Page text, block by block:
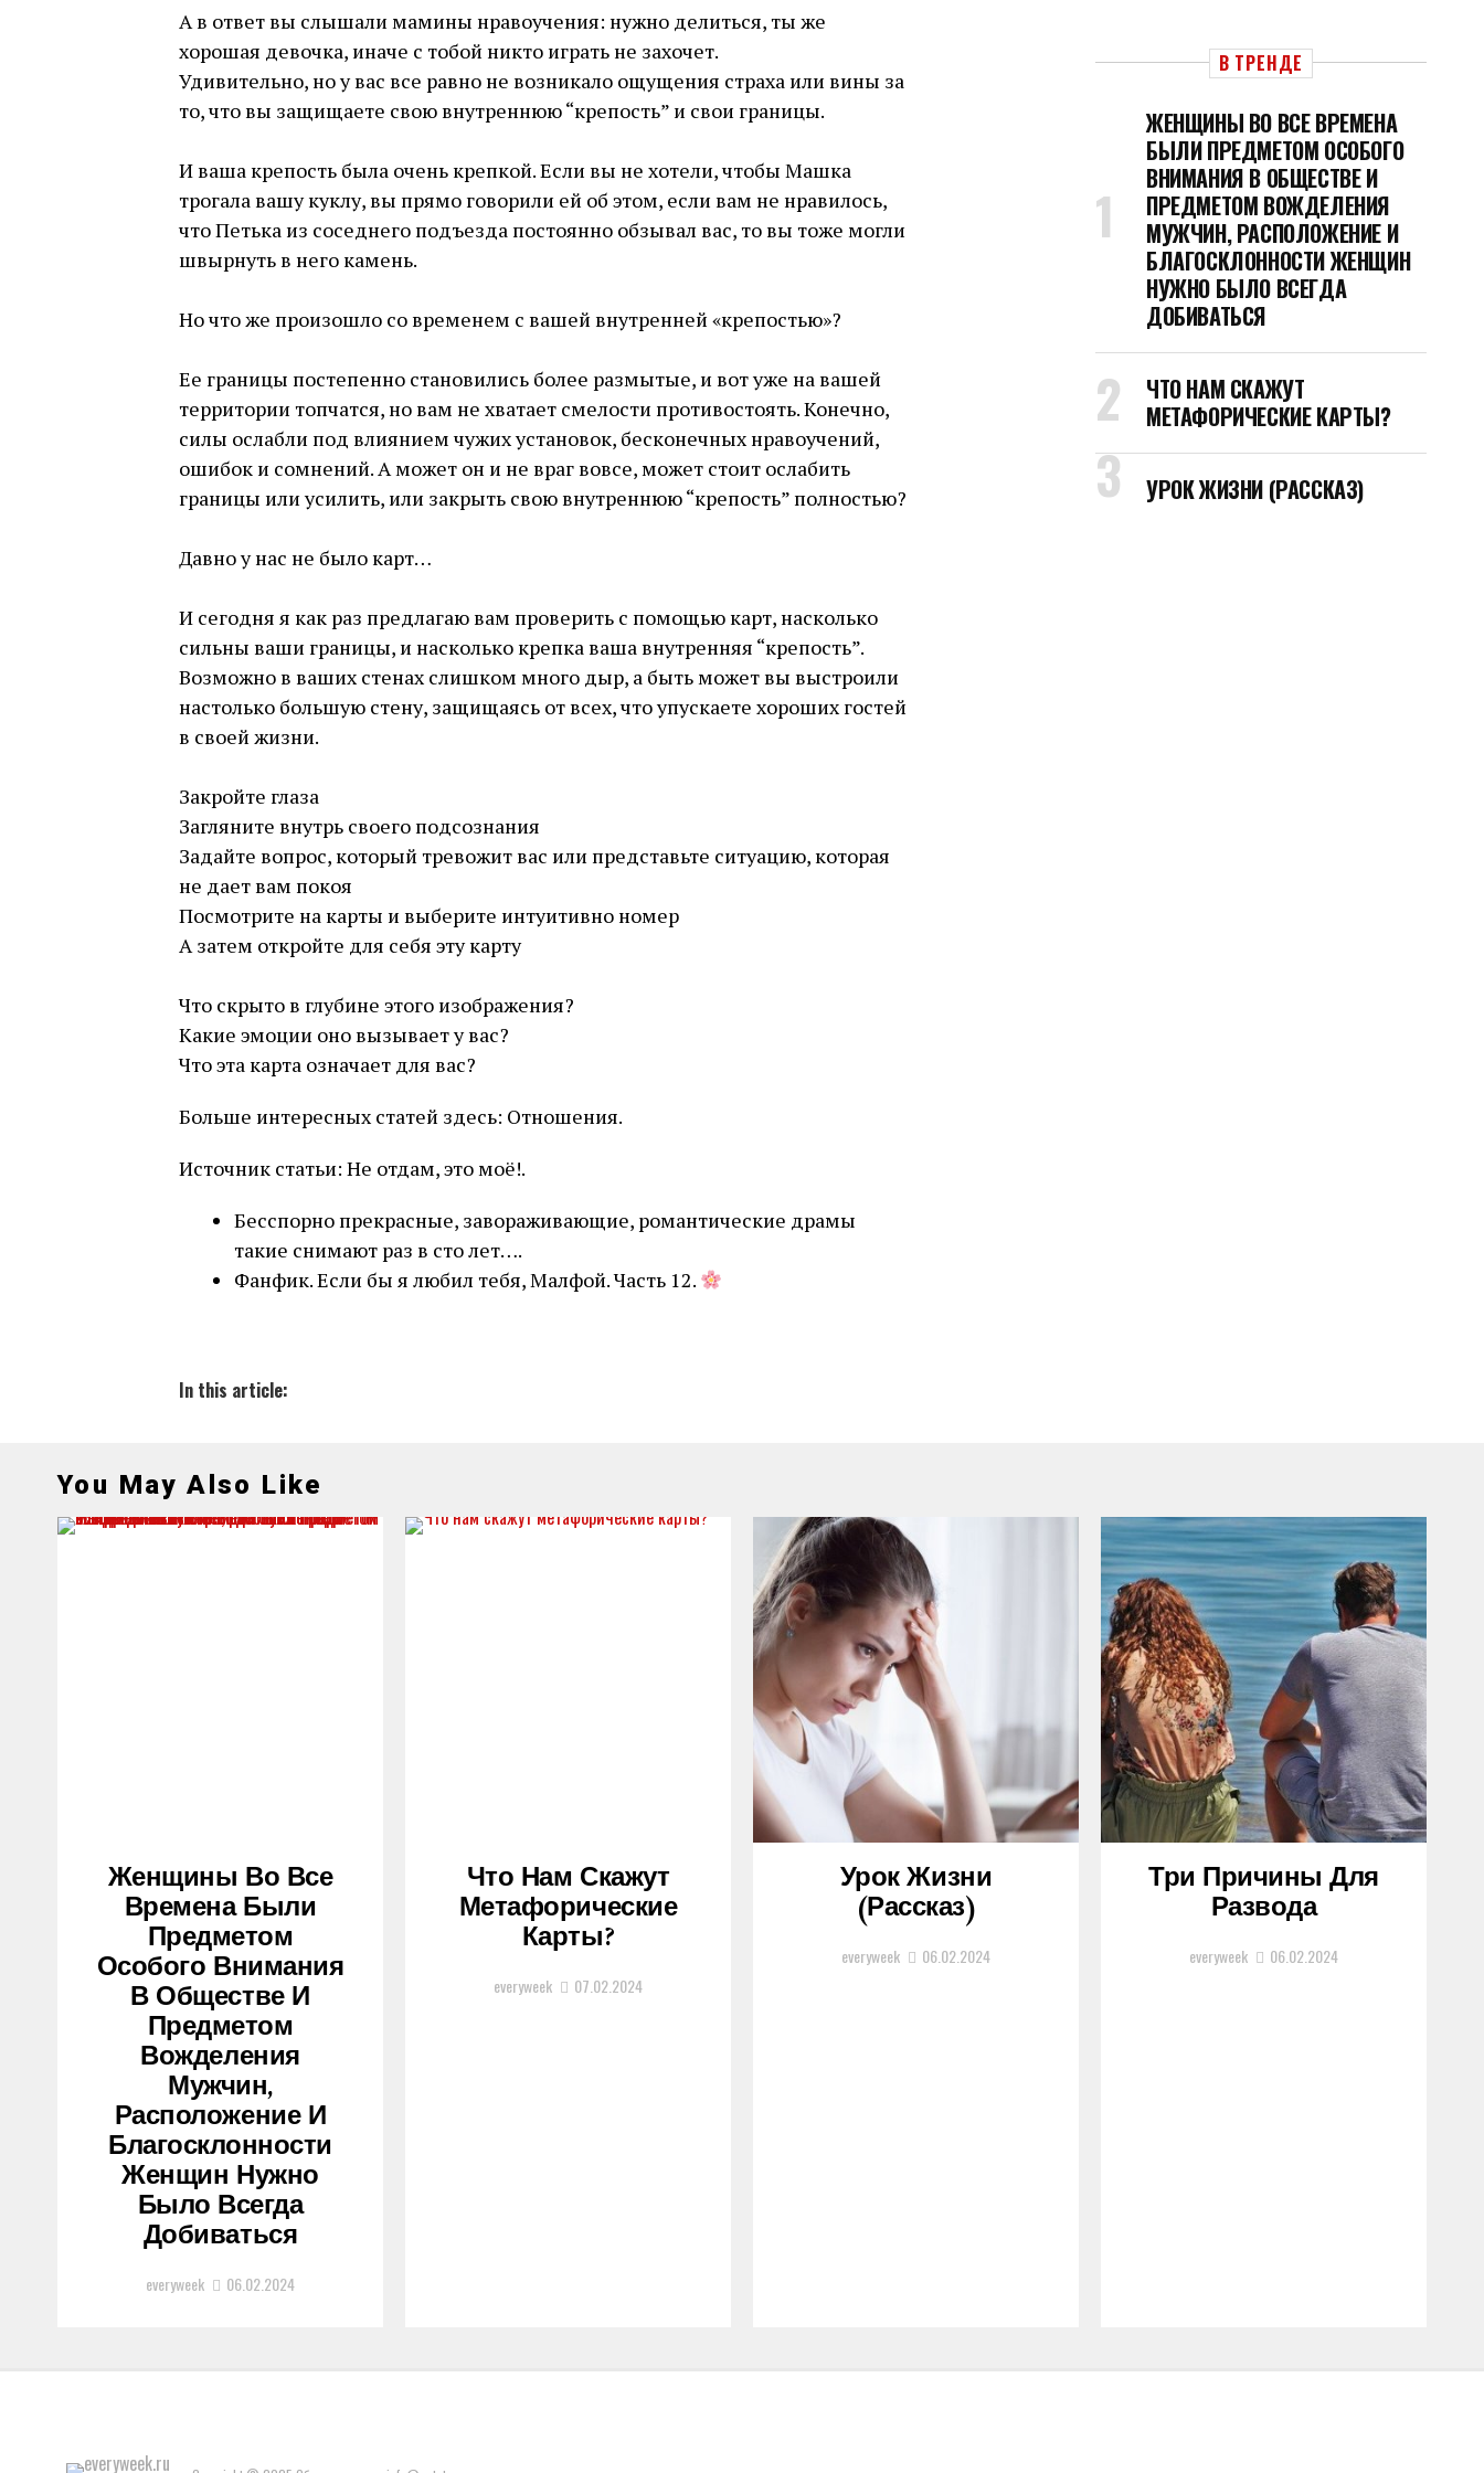
А в ответ вы слышали мамины нравоучения: нужно делиться, ты же
хорошая девочка, иначе с тобой никто играть не захочет.
Удивительно, но у вас все равно не возникало ощущения страха или вины за
то, что вы защищаете свою внутреннюю “крепость” и свои границы.
И ваша крепость была очень крепкой. Если вы не хотели, чтобы Машка
трогала вашу куклу, вы прямо говорили ей об этом, если вам не нравилось,
что Петька из соседнего подъезда постоянно обзывал вас, то вы тоже могли
швырнуть в него камень.
Но что же произошло со временем с вашей внутренней «крепостью»?
Ее границы постепенно становились более размытые, и вот уже на вашей
территории топчатся, но вам не хватает смелости противостоять. Конечно,
силы ослабли под влиянием чужих установок, бесконечных нравоучений,
ошибок и сомнений. А может он и не враг вовсе, может стоит ослабить
границы или усилить, или закрыть свою внутреннюю “крепость” полностью?
Давно у нас не было карт…
И сегодня я как раз предлагаю вам проверить с помощью карт, насколько
сильны ваши границы, и насколько крепка ваша внутренняя “крепость”.
Возможно в ваших стенах слишком много дыр, а быть может вы выстроили
настолько большую стену, защищаясь от всех, что упускаете хороших гостей
в своей жизни.
Закройте глаза
Загляните внутрь своего подсознания
Задайте вопрос, который тревожит вас или представьте ситуацию, которая
не дает вам покоя
Посмотрите на карты и выберите интуитивно номер
А затем откройте для себя эту карту
Что скрыто в глубине этого изображения?
Какие эмоции оно вызывает у вас?
Что эта карта означает для вас?
Больше интересных статей здесь: Отношения.
Источник статьи: Не отдам, это моё!.
Бесспорно прекрасные, завораживающие, романтические драмы
такие снимают раз в сто лет….
Фанфик. Если бы я любил тебя, Малфой. Часть 12.
In this article:
В ТРЕНДЕ
ЖЕНЩИНЫ ВО ВСЕ ВРЕМЕНА
БЫЛИ ПРЕДМЕТОМ ОСОБОГО
ВНИМАНИЯ В ОБЩЕСТВЕ И
ПРЕДМЕТОМ ВОЖДЕЛЕНИЯ
МУЖЧИН, РАСПОЛОЖЕНИЕ И
БЛАГОСКЛОННОСТИ ЖЕНЩИН
НУЖНО БЫЛО ВСЕГДА
ДОБИВАТЬСЯ
ЧТО НАМ СКАЖУТ
МЕТАФОРИЧЕСКИЕ КАРТЫ?
УРОК ЖИЗНИ (РАССКАЗ)
You May Also Like
Женщины Во Все
Времена Были
Предметом
Особого Внимания
В Обществе И
Предметом
Вожделения
Мужчин,
Расположение И
Благосклонности
Женщин Нужно
Было Всегда
Добиваться
everyweek 06.02.2024
Что Нам Скажут
Метафорические
Карты?
everyweek 07.02.2024
Урок Жизни
(рассказ)
everyweek 06.02.2024
Три Причины Для
Развода
everyweek 06.02.2024